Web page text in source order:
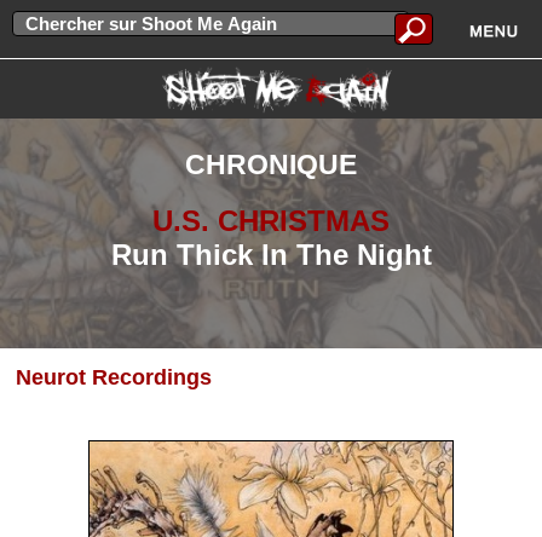
CHRONIQUE
U.S. CHRISTMAS
Run Thick In The Night
Neurot Recordings